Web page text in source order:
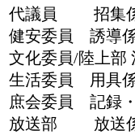
代議員 招集
健安委員 誘導
文化委員/陸上部
生活委員 用具
庶会委員 記録
放送部 放送